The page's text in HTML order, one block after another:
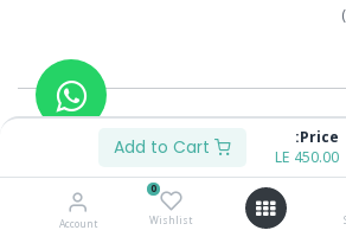
Price:
450.00
LE
0
Wishlist
Account
Buy Now